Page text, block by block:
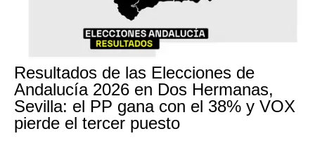
Resultados de las Elecciones de
Andalucía 2026 en Dos Hermanas,
Sevilla: el PP gana con el 38% y VOX
pierde el tercer puesto